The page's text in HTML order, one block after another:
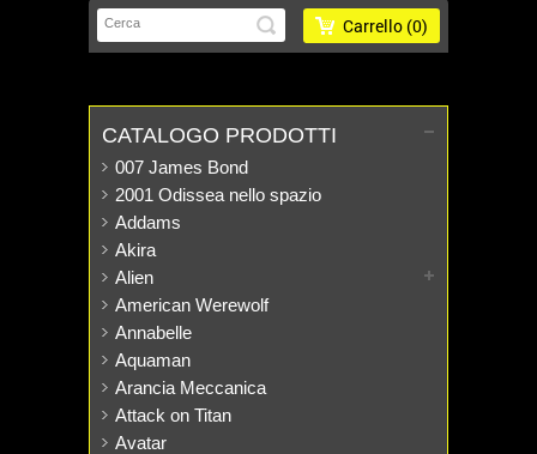
Carrello (0)
CATALOGO PRODOTTI
007 James Bond
2001 Odissea nello spazio
Addams
Akira
Alien
American Werewolf
Annabelle
Aquaman
Arancia Meccanica
Attack on Titan
Avatar